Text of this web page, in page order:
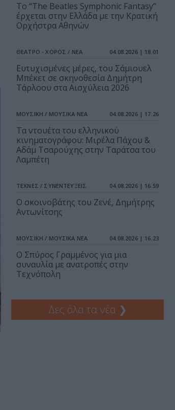
Το “The Beatles Symphonic Fantasy”
έρχεται στην Ελλάδα με την Κρατική
Ορχήστρα Αθηνών
ΘΕΑΤΡΟ - ΧΟΡΟΣ / ΝΕΑ 04.08.2026 | 18.01
Ευτυχισμένες μέρες, του Σάμιουελ
Μπέκετ σε σκηνοθεσία Δημήτρη
Τάρλοου στα Αισχύλεια 2026
ΜΟΥΣΙΚΗ / ΜΟΥΣΙΚΑ ΝΕΑ 04.08.2026 | 17.26
Τα ντουέτα του ελληνικού
κινηματογράφου: Μιρέλα Πάχου &
Αδάμ Τσαρούχης στην Ταράτσα του
Λαμπέτη
ΤΕΧΝΕΣ / ΣΥΝΕΝΤΕΥΞΕΙΣ 04.08.2026 | 16.59
Ο σκοινοβάτης του Ζενέ, Δημήτρης
Αντωνίτσης
ΜΟΥΣΙΚΗ / ΜΟΥΣΙΚΑ ΝΕΑ 04.08.2026 | 16.23
Ο Σπύρος Γραμμένος για μια
συναυλία με ανατροπές στην
Τεχνόπολη
Δες όλα τα νέα ❯